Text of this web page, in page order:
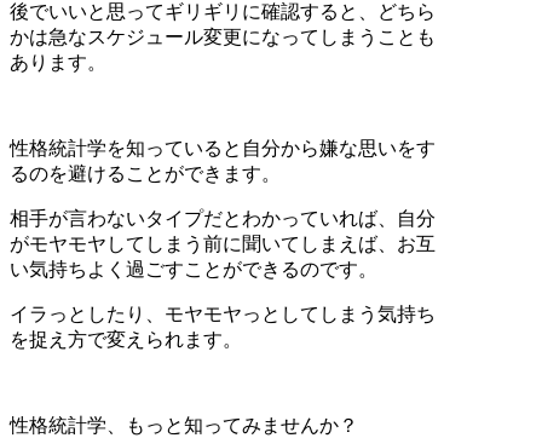
後でいいと思ってギリギリに確認すると、どちら
かは急なスケジュール変更になってしまうことも
あります。
性格統計学を知っていると自分から嫌な思いをす
るのを避けることができます。
相手が言わないタイプだとわかっていれば、自分
がモヤモヤしてしまう前に聞いてしまえば、お互
い気持ちよく過ごすことができるのです。
イラっとしたり、モヤモヤっとしてしまう気持ち
を捉え方で変えられます。
性格統計学、もっと知ってみませんか？